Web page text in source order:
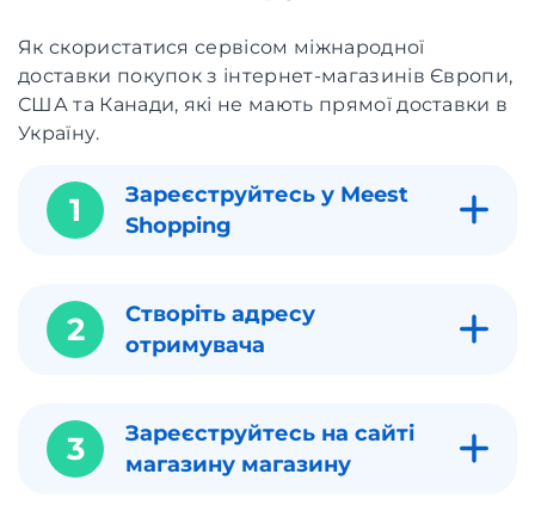
Як скористатися сервісом міжнародної
доставки покупок з інтернет-магазинів Європи,
США та Канади, які не мають прямої доставки в
Україну.
1
Зареєструйтесь у Meest
Shopping
2
Створіть адресу
отримувача
3
Зареєструйтесь на сайті
магазину магазину